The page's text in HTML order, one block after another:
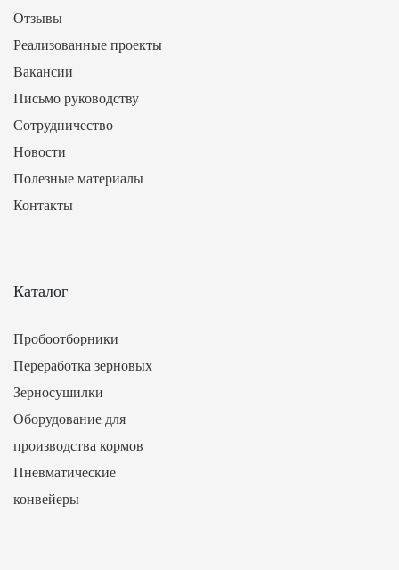
Отзывы
Реализованные проекты
Вакансии
Письмо руководству
Сотрудничество
Новости
Полезные материалы
Контакты
Каталог
Пробоотборники
Переработка зерновых
Зерносушилки
Оборудование для
производства кормов
Пневматические
конвейеры